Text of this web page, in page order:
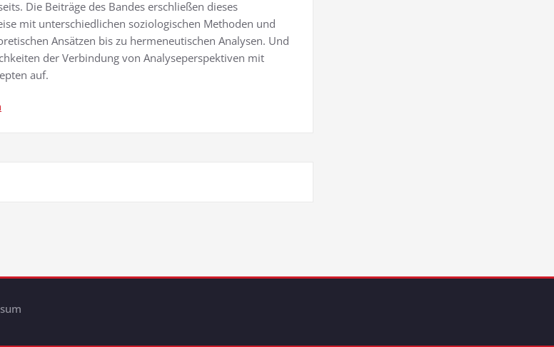
Die Beiträge des Bandes erschließen dieses
mit unterschiedlichen soziologischen Methoden und
Ansätzen bis zu hermeneutischen Analysen. Und
der Verbindung von Analyseperspektiven mit
auf.